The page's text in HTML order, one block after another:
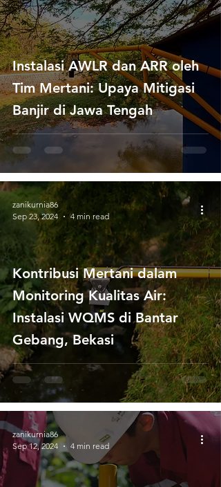
Instalasi AWLR dan ARR oleh
Tim Mertani: Upaya Mitigasi
Banjir di Jawa Tengah
Kontribusi Mertani dalam
Monitoring Kualitas Air:
Instalasi WQMS di Bantar
Gebang, Bekasi
zanikurnia86
Sep 23, 2024
4 min read
zanikurnia86
Sep 12, 2024
4 min read